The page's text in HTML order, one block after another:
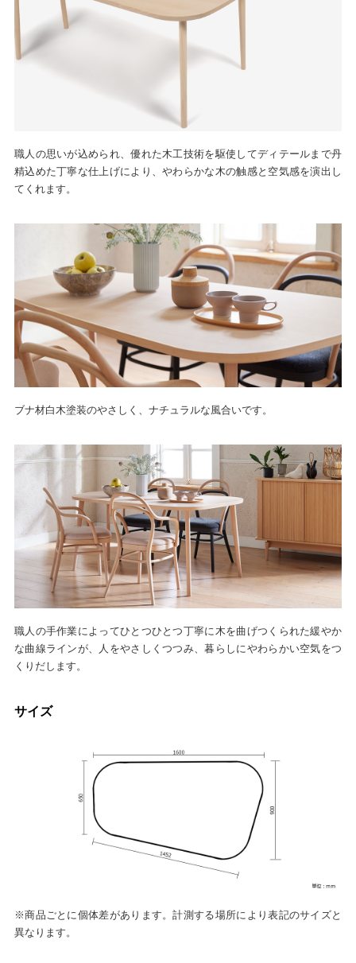
職人の思いが込められ、優れた木工技術を駆使してディテールまで丹
精込めた丁寧な仕上げにより、やわらかな木の触感と空気感を演出し
てくれます。
ブナ材白木塗装のやさしく、ナチュラルな風合いです。
職人の手作業によってひとつひとつ丁寧に木を曲げつくられた緩やか
な曲線ラインが、人をやさしくつつみ、暮らしにやわらかい空気をつ
くりだします。
サイズ
※商品ごとに個体差があります。計測する場所により表記のサイズと
異なります。